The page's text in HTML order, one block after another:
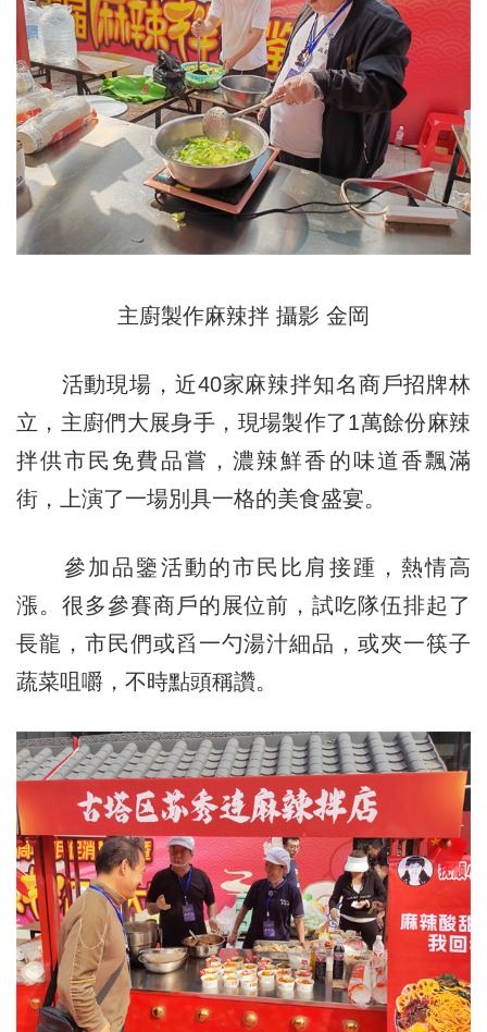
主廚製作麻辣拌 攝影 金岡
活動現場，近40家麻辣拌知名商戶招牌林
立，主廚們大展身手，現場製作了1萬餘份麻辣
拌供市民免費品嘗，濃辣鮮香的味道香飄滿
街，上演了一場別具一格的美食盛宴。
參加品鑒活動的市民比肩接踵，熱情高
漲。很多參賽商戶的展位前，試吃隊伍排起了
長龍，市民們或舀一勺湯汁細品，或夾一筷子
蔬菜咀嚼，不時點頭稱讚。